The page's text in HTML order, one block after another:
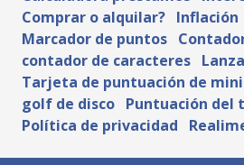
Comprar o alquilar? Inflación
Marcador de puntos
contador de caracteres
Tarjeta de puntuación de
golf de disco Puntuación del
Política de privacidad